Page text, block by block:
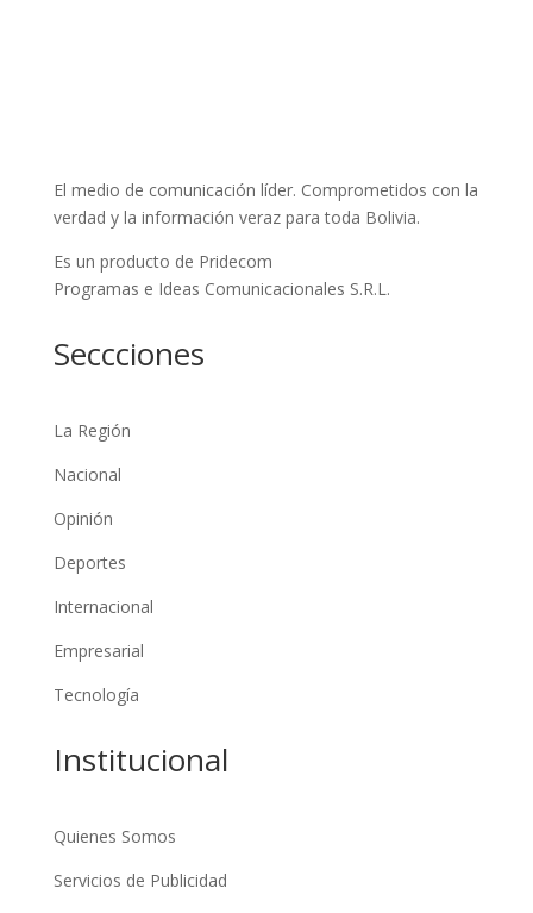
El medio de comunicación líder. Comprometidos con la
verdad y la información veraz para toda Bolivia.
Es un producto de Pridecom
Programas e Ideas Comunicacionales S.R.L.
Seccciones
La Región
Nacional
Opinión
Deportes
Internacional
Empresarial
Tecnología
Institucional
Quienes Somos
Servicios de Publicidad